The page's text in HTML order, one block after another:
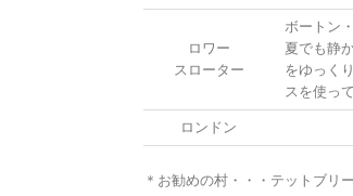
ロワー
スローター
ボートン
夏でも静
をゆっく
スを使っ
ロンドン
＊お勧めの村・・・テットブリ